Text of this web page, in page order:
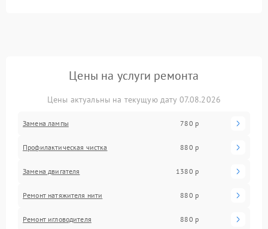
Цены на услуги ремонта
Цены актуальны на текущую дату 07.08.2026
Замена лампы 780 р
Профилактическая чистка 880 р
Замена двигателя 1380 р
Ремонт натяжителя нити 880 р
Ремонт игловодителя 880 р